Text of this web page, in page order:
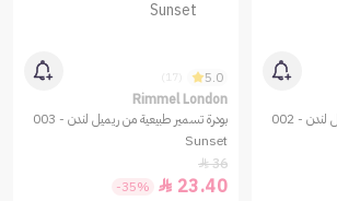
بودرة تسمير طبيعية من ريميل لندن - 002
5.0
Rimmel London
بودرة تسمير طبيعية من ريميل لندن - 003
Sunset
36

23.40

-35%